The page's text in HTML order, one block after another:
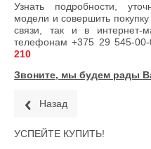
Узнать подробности,
модели и совершить
связи, так и в интернет-
телефонам+375 29 545-00-
210
Звоните, мы будем рады
Назад
УСПЕЙТЕ КУПИТЬ!